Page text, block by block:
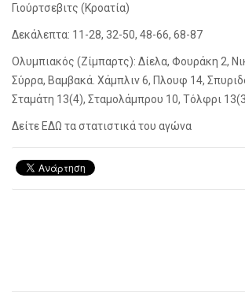
Γιούρτσεβιτς (Κροατία)
Δεκάλεπτα: 11-28, 32-50, 48-66, 68-87
Ολυμπιακός (Ζίμπαρτς): Δίελα, Φουράκη 2,
Σύρρα, Βαμβακά. Χάμπλιν 6, Πλουφ 14,
Σταμάτη 13(4), Σταμολάμπρου 10, Τόλφρι
Δείτε ΕΔΩ τα στατιστικά του αγώνα